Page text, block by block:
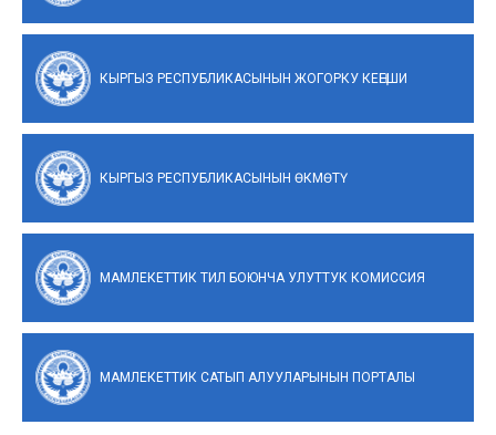
КЫРГЫЗ РЕСПУБЛИКАСЫНЫН ЖОГОРКУ КЕҢЕШИ
КЫРГЫЗ РЕСПУБЛИКАСЫНЫН ӨКМӨТҮ
МАМЛЕКЕТТИК ТИЛ БОЮНЧА УЛУТТУК КОМИССИЯ
МАМЛЕКЕТТИК САТЫП АЛУУЛАРЫНЫН ПОРТАЛЫ